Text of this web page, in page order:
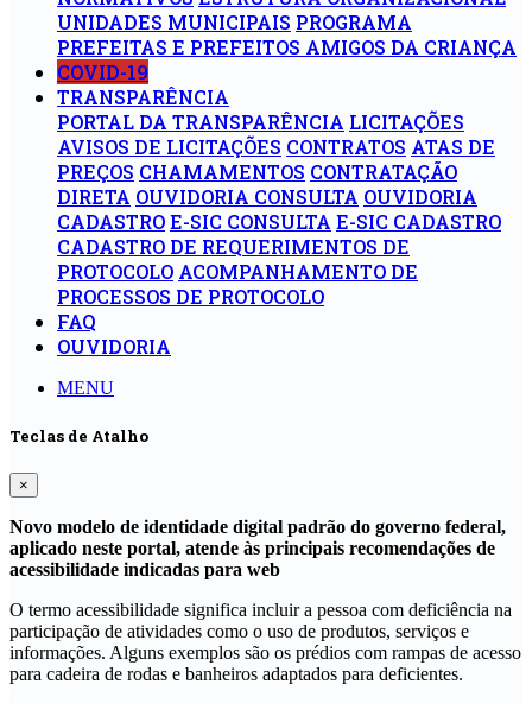
UNIDADES MUNICIPAIS PROGRAMA
PREFEITAS E PREFEITOS AMIGOS DA CRIANÇA
COVID-19
TRANSPARÊNCIA
PORTAL DA TRANSPARÊNCIA LICITAÇÕES
AVISOS DE LICITAÇÕES CONTRATOS ATAS DE
PREÇOS CHAMAMENTOS CONTRATAÇÃO
DIRETA OUVIDORIA CONSULTA OUVIDORIA
CADASTROE-SIC CONSULTA E-SIC CADASTRO
CADASTRO DE REQUERIMENTOS DE
PROTOCOLO ACOMPANHAMENTO DE
PROCESSOS DE PROTOCOLO
FAQ
OUVIDORIA
MENU
Teclas de Atalho
×
Novo modelo de identidade digital padrão do governo federal,
aplicado neste portal, atende às principais recomendações de
acessibilidade indicadas para web
O termo acessibilidade significa incluir a pessoa com deficiência na
participação de atividades como o uso de produtos, serviços e
informações. Alguns exemplos são os prédios com rampas de acesso
para cadeira de rodas e banheiros adaptados para deficientes.